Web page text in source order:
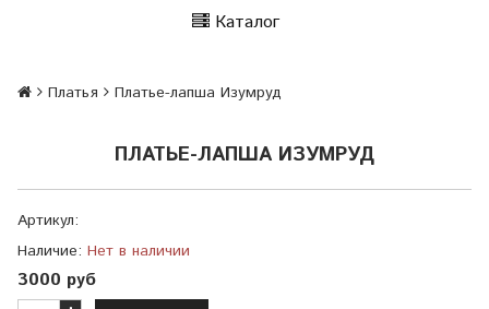
Каталог
Платья Платье-лапша Изумруд
ПЛАТЬЕ-ЛАПША ИЗУМРУД
Артикул:
Наличие: Нет в наличии
3000 руб